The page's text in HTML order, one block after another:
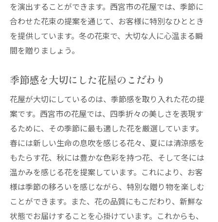
を演出することができます。西宮市の花屋では、季節に
合わせた花束の提案を通じて、お客様に特別なひととき
を提供しています。冬の花束で、大切な人に心温まる瞬
間を贈りましょう。
季節感を大切にした花屋のこだわり
花屋が大切にしているのは、季節感を取り入れた花の提
案です。西宮市の花屋では、四季折々の美しさを表現す
るために、その季節に最も適した花を厳選しています。
春には新しい生命の息吹を感じる花々、夏には清涼感を
もたらす花、秋には豊かな色彩を持つ花、そして冬には
温かみを感じる花を提案しています。これにより、お客
様は季節の移ろいを感じながら、特別な贈り物を楽しむ
ことができます。また、花の品質にもこだわり、新鮮な
状態でお届けすることを心掛けています。これからも、